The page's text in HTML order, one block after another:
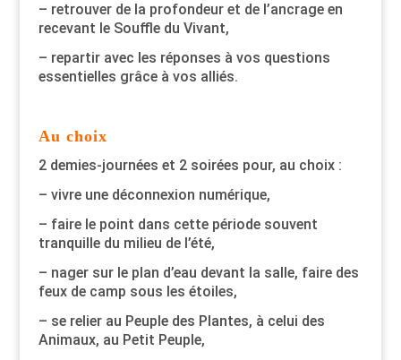
– retrouver de la profondeur et de l’ancrage en
recevant le Souffle du Vivant,
– repartir avec les réponses à vos questions
essentielles grâce à vos alliés.
Au choix
2 demies-journées et 2 soirées pour, au choix :
– vivre une déconnexion numérique,
– faire le point dans cette période souvent
tranquille du milieu de l’été,
– nager sur le plan d’eau devant la salle, faire des
feux de camp sous les étoiles,
– se relier au Peuple des Plantes, à celui des
Animaux, au Petit Peuple,